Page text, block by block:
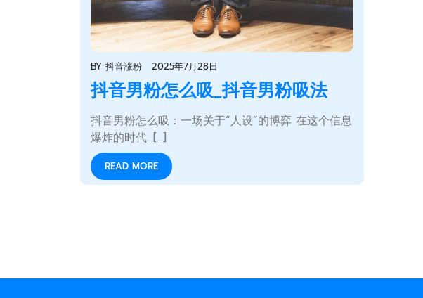
BY 抖音涨粉 2025年7月28日
抖音男粉怎么吸_抖音男粉吸法
抖音男粉怎么吸：一场关于“人设”的博弈 在这个信息
爆炸的时代…[...]
READ MORE